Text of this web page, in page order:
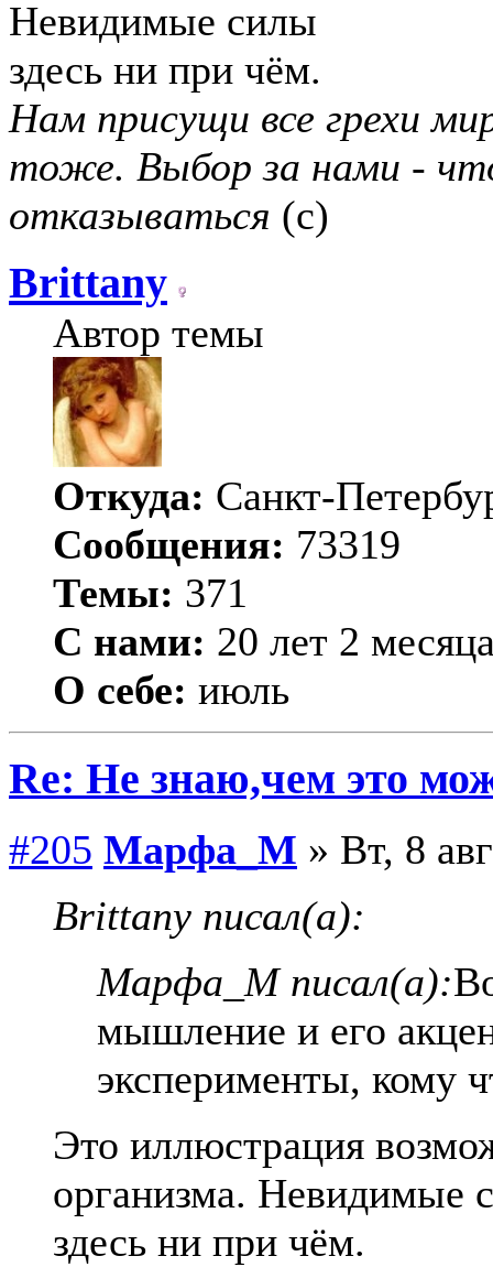
Невидимые силы
здесь ни при чём.
Нам присущи все грехи
тоже. Выбор за нами -
отказываться (с)
Brittany
Автор темы
Откуда: Санкт-
Сообщения: 73319
Темы: 371
С нами: 20 лет 2
О себе: июль
Re: Не знаю,чем это
#205 Марфа_М » Вт, 8
Brittany писал(а):
Марфа_М писал(а):
мышление и его
эксперименты, кому
Это иллюстрация
организма. Невидимые
здесь ни при чём.